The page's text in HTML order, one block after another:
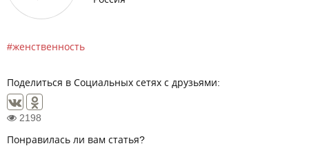
женственность
Поделиться в Социальных сетях с друзьями:
2198
Понравилась ли вам статья?